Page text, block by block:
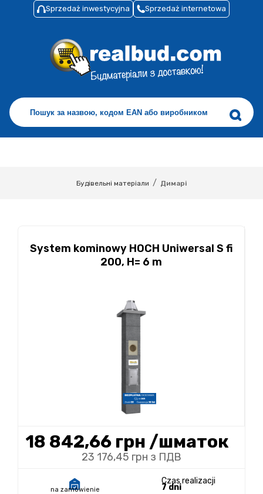
Sprzedaż inwestycyjna Sprzedaż internetowa
Будівельні матеріали / Димарі
System kominowy HOCH Uniwersal S fi
200, H= 6 m
18 842,66 грн /шматок
23 176,45 грн з ПДВ
na zamówienie
Czas realizacji
7 dni